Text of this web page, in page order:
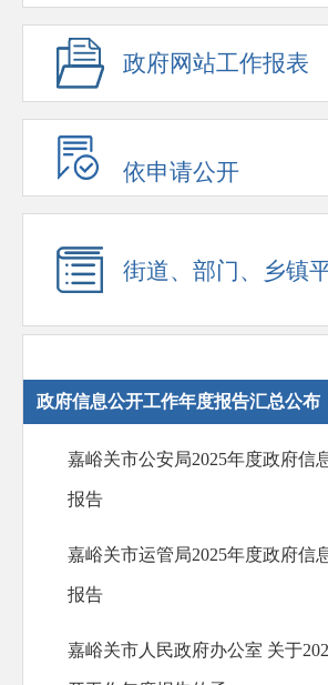
政府网站工作报表
依申请公开
街道、部门、乡镇
政府信息公开工作年度报告汇总公布
嘉峪关市公安局2025年度政府信
报告
嘉峪关市运管局2025年度政府信
报告
嘉峪关市人民政府办公室 关于